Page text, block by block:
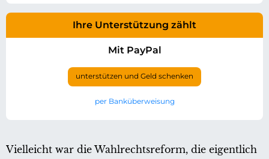
Ihre Unterstützung zählt
Mit PayPal
unterstützen und Geld schenken
per Banküberweisung
Vielleicht war die Wahlrechtsreform, die eigentlich